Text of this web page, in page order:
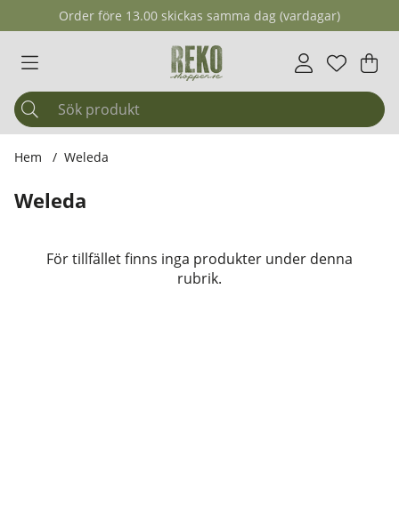
Order före 13.00 skickas samma dag (vardagar)
Antal i
. .
Hem Weleda
Weleda
Produkter
För tillfället finns inga produkter under denna
rubrik.